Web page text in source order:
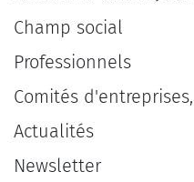
Champ social
Professionnels
Comités
Actualités
Newsletter